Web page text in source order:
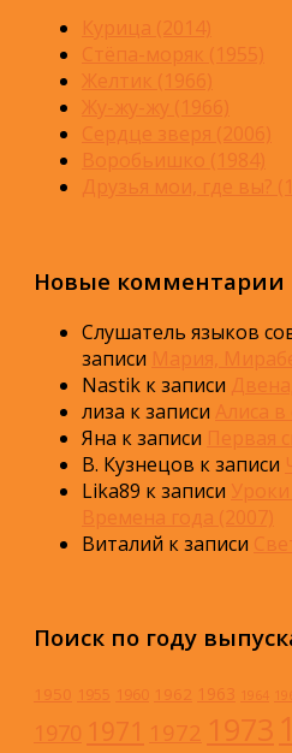
Курица (2014)
Стёпа-моряк (1955)
Желтик (1966)
Жу-жу-жу (1966)
Сердце зверя (2006)
Воробьишко (1984)
Друзья мои, где вы?
Новые комментарии
Слушатель языков
записи Мария,
Nastik к записи
лиза к записи Алиса в
Яна к записи Первая
В. Кузнецов к записи
Lika89 к записи
Времена года (2007)
Виталий к записи
Поиск по году
1950 1955 1960 1962 1963 1964
1970 1971 1972 1973